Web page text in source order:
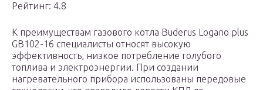
Рейтинг: 4.8
К преимуществам газового котла Buderus Logano plus
GB102-16 специалисты относят высокую
эффективность, низкое потребление голубого
топлива и электроэнергии. При создании
нагревательного прибора использованы передовые